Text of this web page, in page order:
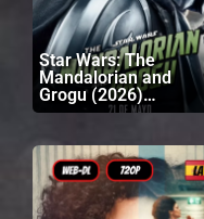
Star Wars: The
Mandalorian and
Grogu (2026)
Latino | Inglés